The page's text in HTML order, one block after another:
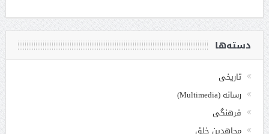
دسته‌ها
تاریخی
رسانه (Multimedia)
فرهنگی
مجاهدین خلق